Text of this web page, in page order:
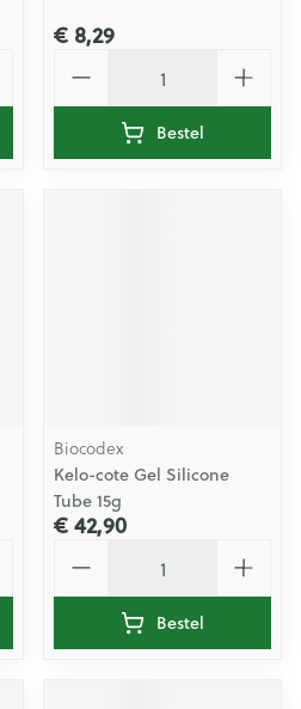
€ 8,29
Bestel
Biocodex
Kelo-cote Gel Silicone
Tube 15g
€ 42,90
Bestel